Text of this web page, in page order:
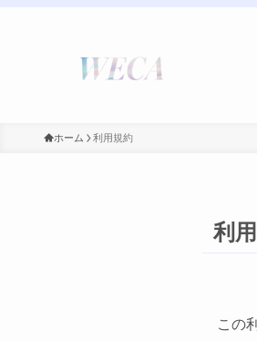
ホーム 利用規約
利
この